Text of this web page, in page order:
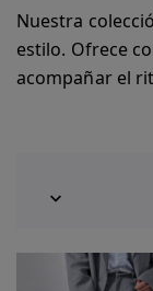
Nuestra
estilo. Ofrece
acompañar el
